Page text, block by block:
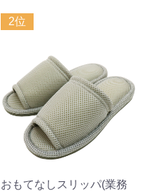
2位
おもてなしスリッパ(業務